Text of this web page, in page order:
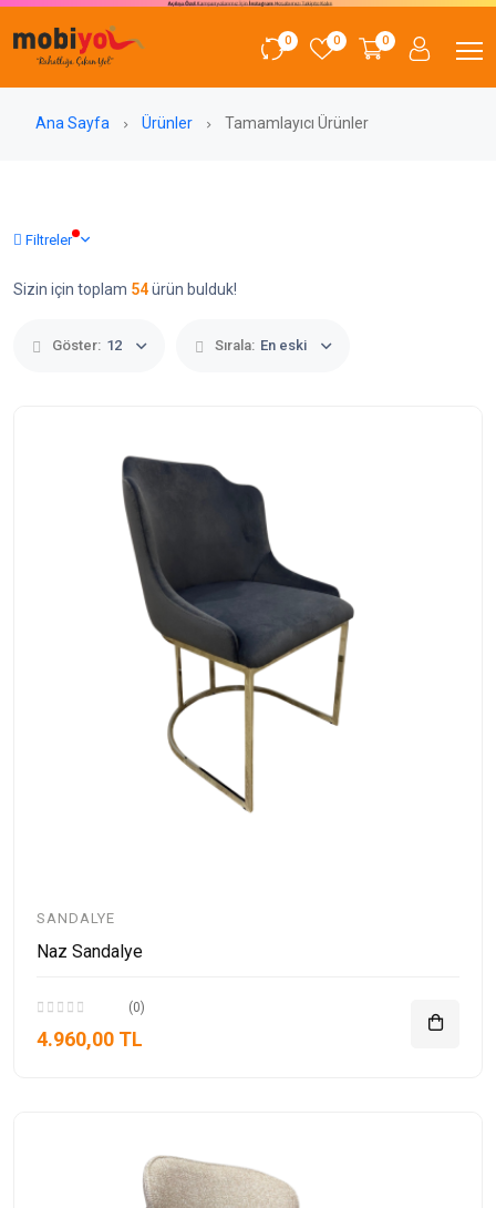
0 0 0
Ana Sayfa Ürünler Tamamlayıcı Ürünler
Filtreler
Sizin için toplam 54ürün bulduk!
Göster: 12 Sırala: En eski
SANDALYE
Naz Sandalye
(0)
4.960,00 TL